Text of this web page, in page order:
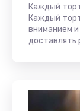
Каждый
Каждый
вниманием
доставлять